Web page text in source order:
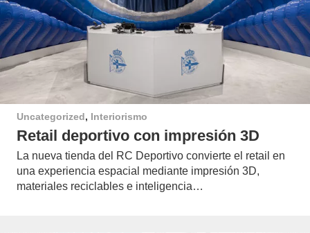
Uncategorized, Interiorismo
Retail deportivo con impresión 3D
La nueva tienda del RC Deportivo convierte el retail en
una experiencia espacial mediante impresión 3D,
materiales reciclables e inteligencia…